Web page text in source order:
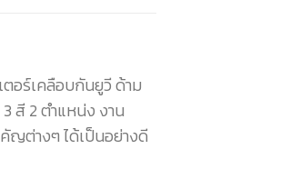
อร์เคลือบกันยูวี ด้าม
สี 2 ตำแหน่ง งาน
ญต่างๆ ได้เป็นอย่างดี